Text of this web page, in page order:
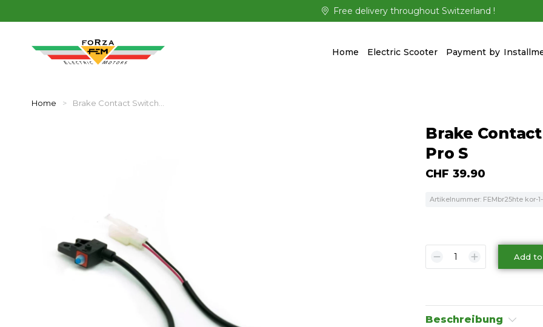
Free delivery throughout Switzerland !
Home Electric Scooter Payment by
You are here:
Home Brake Contact Switch…
Brake
Pro S
CHF 39.90
Artikelnummer: FEMbr25hte kor-1-
Add
Beschreibung